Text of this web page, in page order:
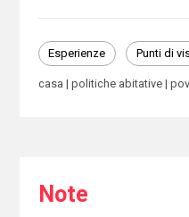
Esperienze Punti di
casa politiche abitative
Note